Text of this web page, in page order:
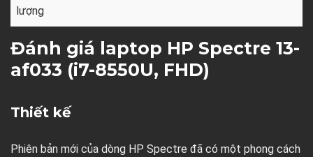
lượng
Đánh giá laptop HP Spectre 13-
af033 (i7-8550U, FHD)
Thiết kế
Phiên bản mới của dòng HP Spectre đã có một phong cách